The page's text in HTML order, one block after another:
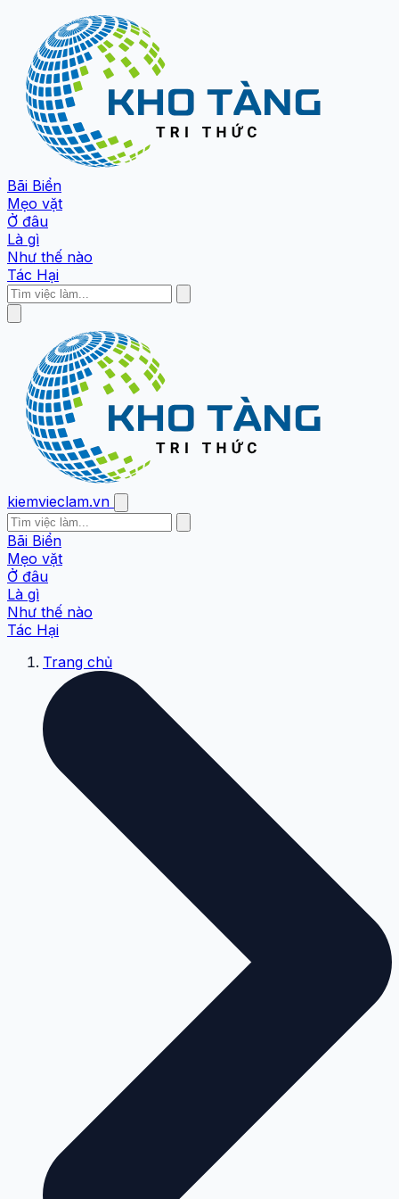
Bãi Biển
Mẹo vặt
Ở đâu
Là gì
Như thế nào
Tác Hại
kiemvieclam.vn
Bãi Biển
Mẹo vặt
Ở đâu
Là gì
Như thế nào
Tác Hại
Trang chủ